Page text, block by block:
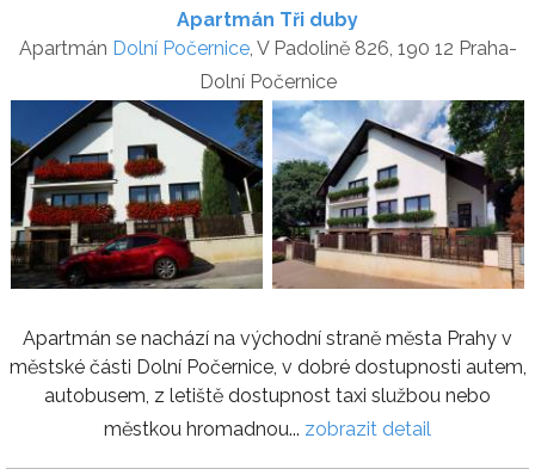
Apartmán Tři duby
Apartmán Dolní Počernice, V Padolině 826, 190 12 Praha-
Dolní Počernice
Apartmán se nachází na východní straně města Prahy v
městské části Dolní Počernice, v dobré dostupnosti autem,
autobusem, z letiště dostupnost taxi službou nebo
městkou hromadnou... zobrazit detail